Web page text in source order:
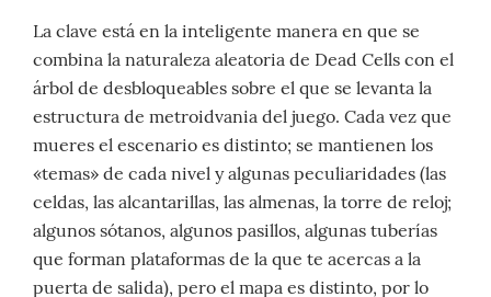
La clave está en la inteligente manera en que se
combina la naturaleza aleatoria de Dead Cells con el
árbol de desbloqueables sobre el que se levanta la
estructura de metroidvania del juego. Cada vez que
mueres el escenario es distinto; se mantienen los
«temas» de cada nivel y algunas peculiaridades (las
celdas, las alcantarillas, las almenas, la torre de reloj;
algunos sótanos, algunos pasillos, algunas tuberías
que forman plataformas de la que te acercas a la
puerta de salida), pero el mapa es distinto, por lo